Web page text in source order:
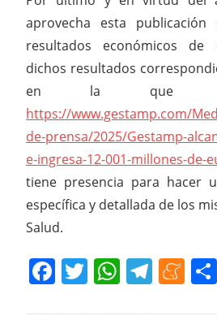
aprovecha esta
resultados económicos de
dichos resultados
en la que el
https://www.gestamp.com/
de-prensa/2025/Gestamp-
e-ingresa-12-001-millones-de-
tiene presencia para hacer
específica y detallada de los
Salud.
Facebook
Twitter